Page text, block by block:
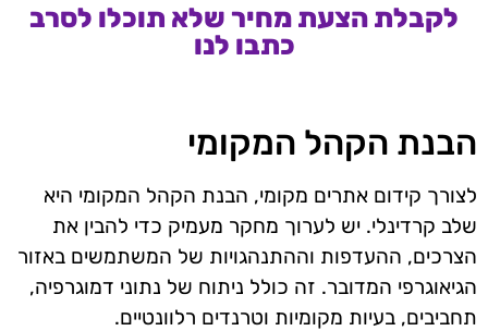
לקבלת הצעת מחיר שלא תוכלו לסרב
כתבו לנו
הבנת הקהל המקומי
לצורך קידום אתרים מקומי, הבנת הקהל המקומי היא
שלב קרדינלי. יש לערוך מחקר מעמיק כדי להבין את
הצרכים, ההעדפות וההתנהגויות של המשתמשים באזור
הגיאוגרפי המדובר. זה כולל ניתוח של נתוני דמוגרפיה,
תחביבים, בעיות מקומיות וטרנדים רלוונטיים.